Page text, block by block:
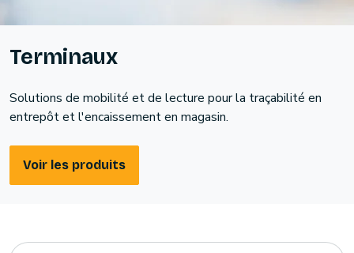
Terminaux
Solutions de mobilité et de lecture pour la traçabilité en
entrepôt et l'encaissement en magasin.
Voir les produits